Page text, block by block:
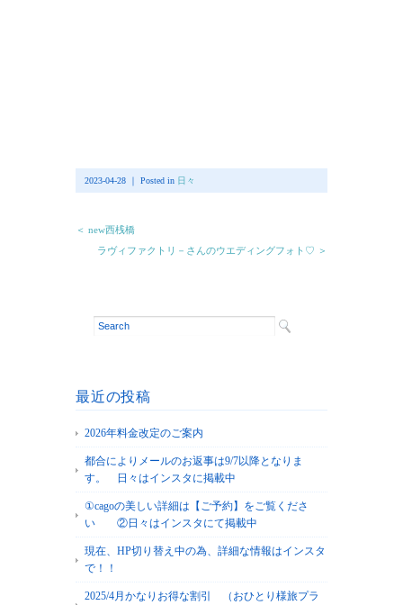
2023-04-28 ｜ Posted in 日々
＜ new西桟橋
ラヴィファクトリ－さんのウエディングフォト♡ ＞
最近の投稿
2026年料金改定のご案内
都合によりメールのお返事は9/7以降となりま
す。 日々はインスタに掲載中
①cagoの美しい詳細は【ご予約】をご覧くださ
い ②日々はインスタにて掲載中
現在、HP切り替え中の為、詳細な情報はインスタ
で！！
2025/4月かなりお得な割引 （おひとり様旅プラ